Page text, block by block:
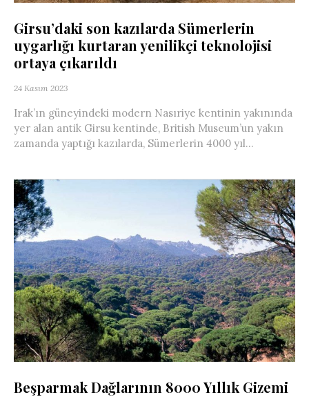
Girsu’daki son kazılarda Sümerlerin
uygarlığı kurtaran yenilikçi teknolojisi
ortaya çıkarıldı
24 Kasım 2023
Irak’ın güneyindeki modern Nasıriye kentinin yakınında
yer alan antik Girsu kentinde, British Museum’un yakın
zamanda yaptığı kazılarda, Sümerlerin 4000 yıl...
Beşparmak Dağlarının 8000 Yıllık Gizemi